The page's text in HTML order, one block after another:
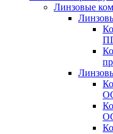
Линзовые